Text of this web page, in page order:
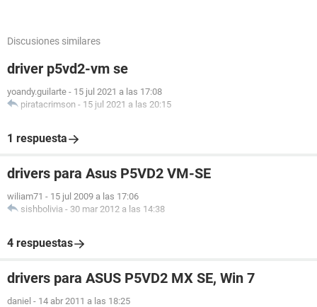
Discusiones similares
driver p5vd2-vm se
yoandy.guilarte - 15 jul 2021 a las 17:08
piratacrimson - 15 jul 2021 a las 20:15
1 respuesta
drivers para Asus P5VD2 VM-SE
wiliam71 - 15 jul 2009 a las 17:06
sishbolivia - 30 mar 2012 a las 14:38
4 respuestas
drivers para ASUS P5VD2 MX SE, Win 7
daniel - 14 abr 2011 a las 18:25